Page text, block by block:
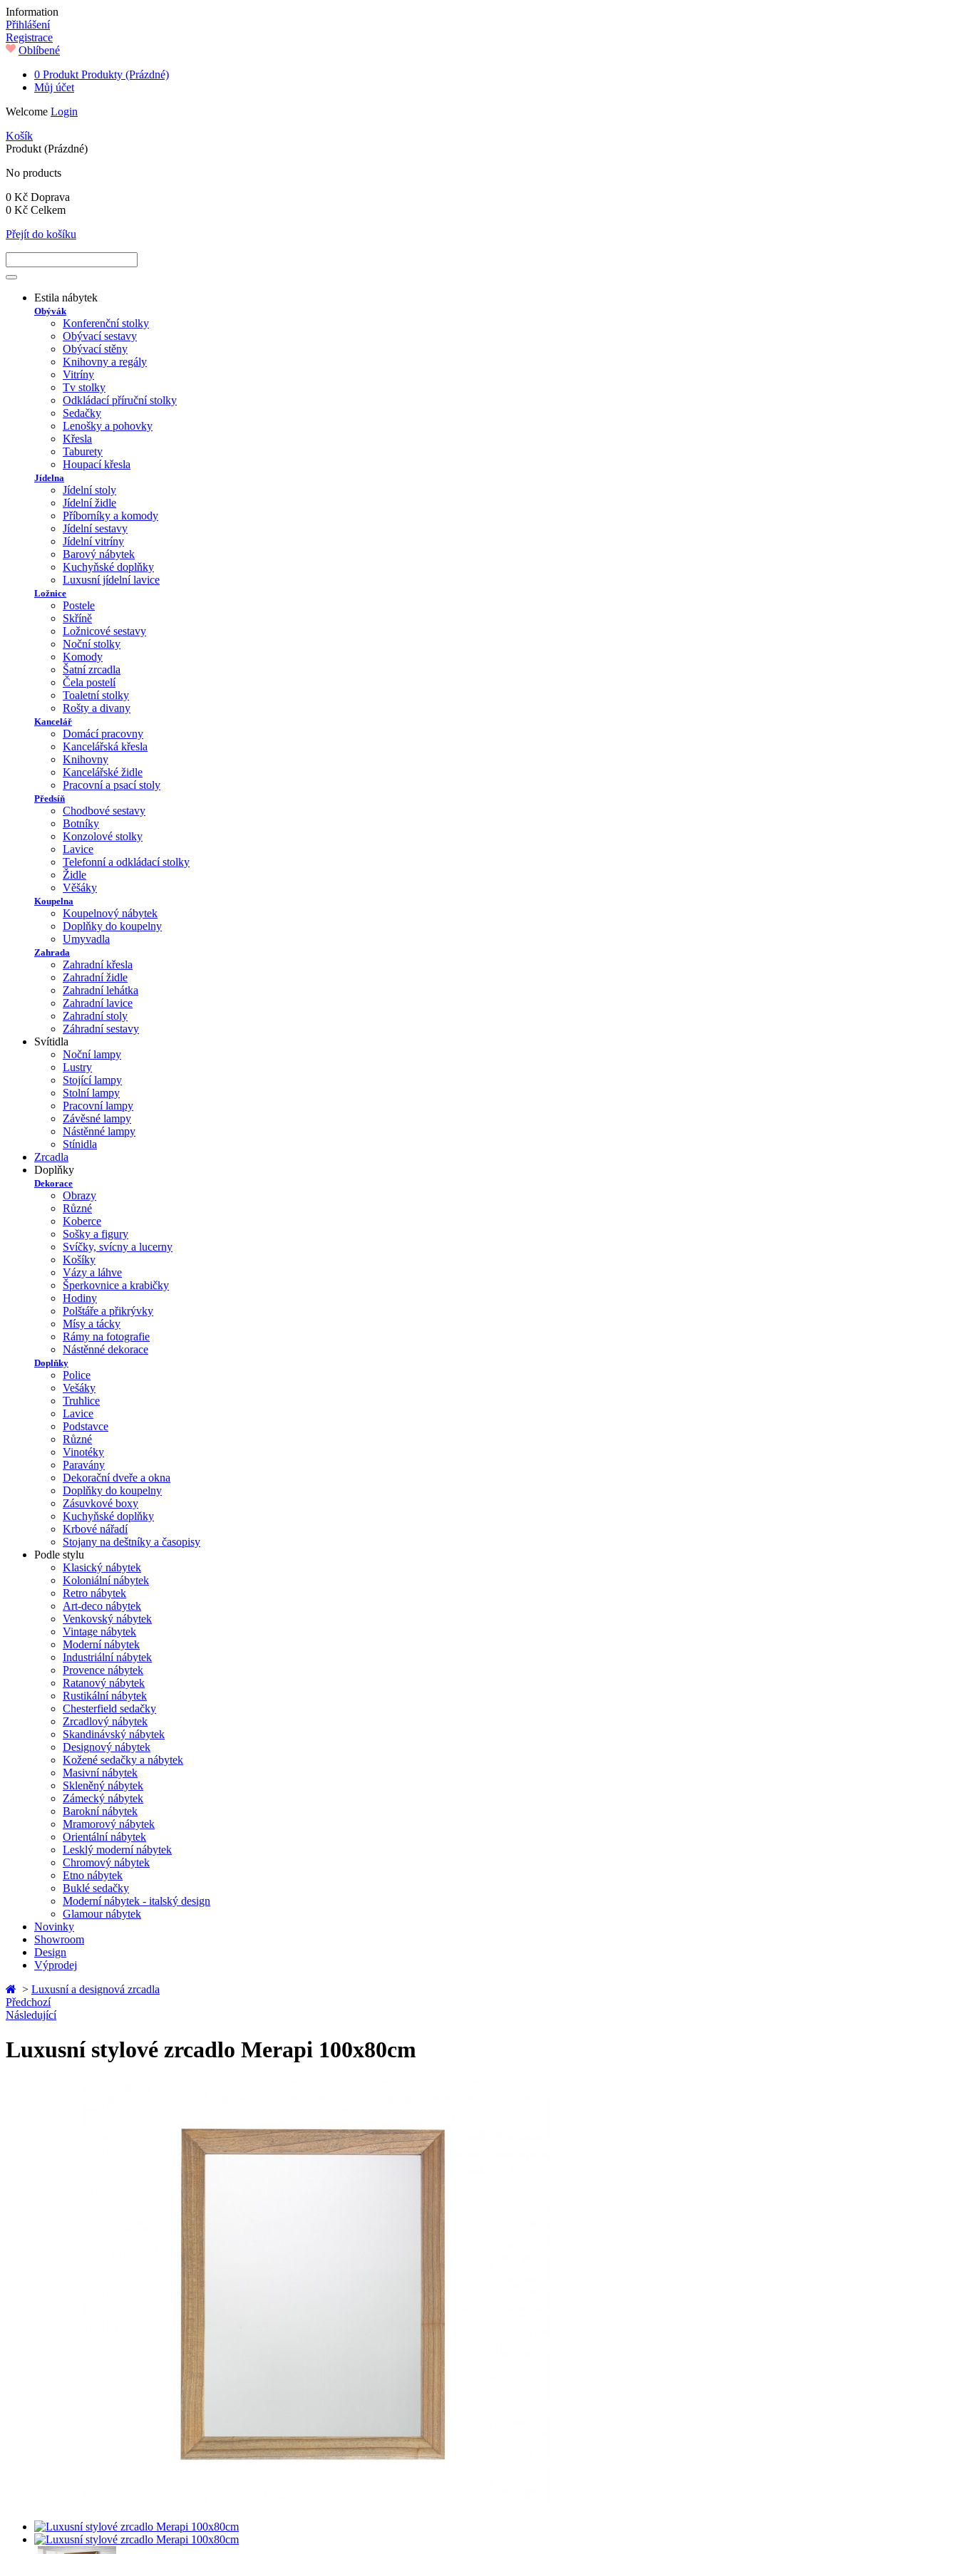
Information
Přihlášení
Registrace
Oblíbené
0 Produkt Produkty (Prázdné)
Můj účet
Welcome Login
Košík
Produkt (Prázdné)
No products
0 Kč Doprava
0 Kč Celkem
Přejít do košíku
Estila nábytek
Obývák
Konferenční stolky
Obývací sestavy
Obývací stěny
Knihovny a regály
Vitríny
Tv stolky
Odkládací příruční stolky
Sedačky
Lenošky a pohovky
Křesla
Taburety
Houpací křesla
Jídelna
Jídelní stoly
Jídelní židle
Příborníky a komody
Jídelní sestavy
Jídelní vitríny
Barový nábytek
Kuchyňské doplňky
Luxusní jídelní lavice
Ložnice
Postele
Skříně
Ložnicové sestavy
Noční stolky
Komody
Šatní zrcadla
Čela postelí
Toaletní stolky
Rošty a divany
Kancelář
Domácí pracovny
Kancelářská křesla
Knihovny
Kancelářské židle
Pracovní a psací stoly
Předsíň
Chodbové sestavy
Botníky
Konzolové stolky
Lavice
Telefonní a odkládací stolky
Židle
Věšáky
Koupelna
Koupelnový nábytek
Doplňky do koupelny
Umyvadla
Zahrada
Zahradní křesla
Zahradní židle
Zahradní lehátka
Zahradní lavice
Zahradní stoly
Záhradní sestavy
Svítidla
Noční lampy
Lustry
Stojící lampy
Stolní lampy
Pracovní lampy
Závěsné lampy
Nástěnné lampy
Stínidla
Zrcadla
Doplňky
Dekorace
Obrazy
Různé
Koberce
Sošky a figury
Svíčky, svícny a lucerny
Košíky
Vázy a láhve
Šperkovnice a krabičky
Hodiny
Polštáře a přikrývky
Mísy a tácky
Rámy na fotografie
Nástěnné dekorace
Doplňky
Police
Vešáky
Truhlice
Lavice
Podstavce
Různé
Vinotéky
Paravány
Dekorační dveře a okna
Doplňky do koupelny
Zásuvkové boxy
Kuchyňské doplňky
Krbové nářadí
Stojany na deštníky a časopisy
Podle stylu
Klasický nábytek
Koloniální nábytek
Retro nábytek
Art-deco nábytek
Venkovský nábytek
Vintage nábytek
Moderní nábytek
Industriální nábytek
Provence nábytek
Ratanový nábytek
Rustikální nábytek
Chesterfield sedačky
Zrcadlový nábytek
Skandinávský nábytek
Designový nábytek
Kožené sedačky a nábytek
Masivní nábytek
Skleněný nábytek
Zámecký nábytek
Barokní nábytek
Mramorový nábytek
Orientální nábytek
Lesklý moderní nábytek
Chromový nábytek
Etno nábytek
Buklé sedačky
Moderní nábytek - italský design
Glamour nábytek
Novinky
Showroom
Design
Výprodej
> Luxusní a designová zrcadla
Předchozí
Následující
Luxusní stylové zrcadlo Merapi 100x80cm